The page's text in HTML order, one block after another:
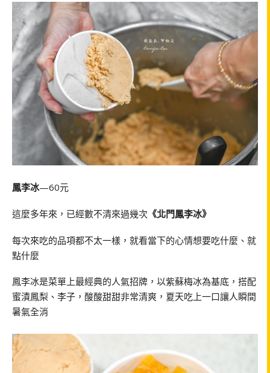
鳳李冰—60元
這麼多年來，已經數不清來過幾次 《北門鳳李冰》
每次來吃的品項都不太一樣，就看當下的心情想要吃什麼、就
點什麼
鳳李冰是菜單上最經典的人氣招牌，以紫蘇梅冰為基底，搭配
蜜漬鳳梨、李子，酸酸甜甜非常清爽，夏天吃上一口讓人瞬間
暑氣全消